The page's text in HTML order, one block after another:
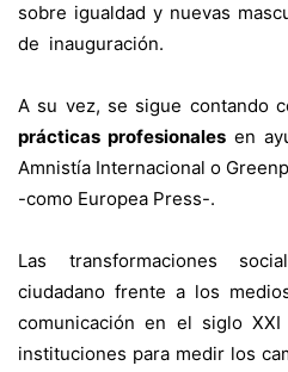
sobre igualdad y nuevas
de inauguración.
A su vez, se sigue contando
prácticas profesionales en
Amnistía Internacional o
-como Europea Press-.
Las transformaciones
ciudadano frente a los
comunicación en el siglo
instituciones para medir los